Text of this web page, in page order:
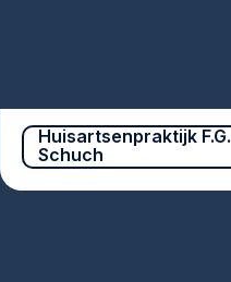
Huisartsenpraktijk F.G.
Schuch